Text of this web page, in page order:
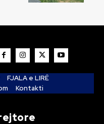
FJALA e LIRË
Kontakti